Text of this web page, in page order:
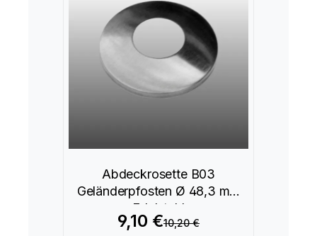
Abdeckrosette B03
Geländerpfosten Ø 48,3 mm
Edelstahl
9,10 €10,20 €